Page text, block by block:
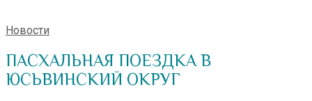
Новости
ПАСХАЛЬНАЯ ПОЕЗДКА В
ЮСЬВИНСКИЙ ОКРУГ